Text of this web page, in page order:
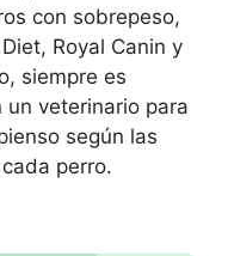
con sobrepeso,
Royal Canin y
siempre es
veterinario para
según las
perro.